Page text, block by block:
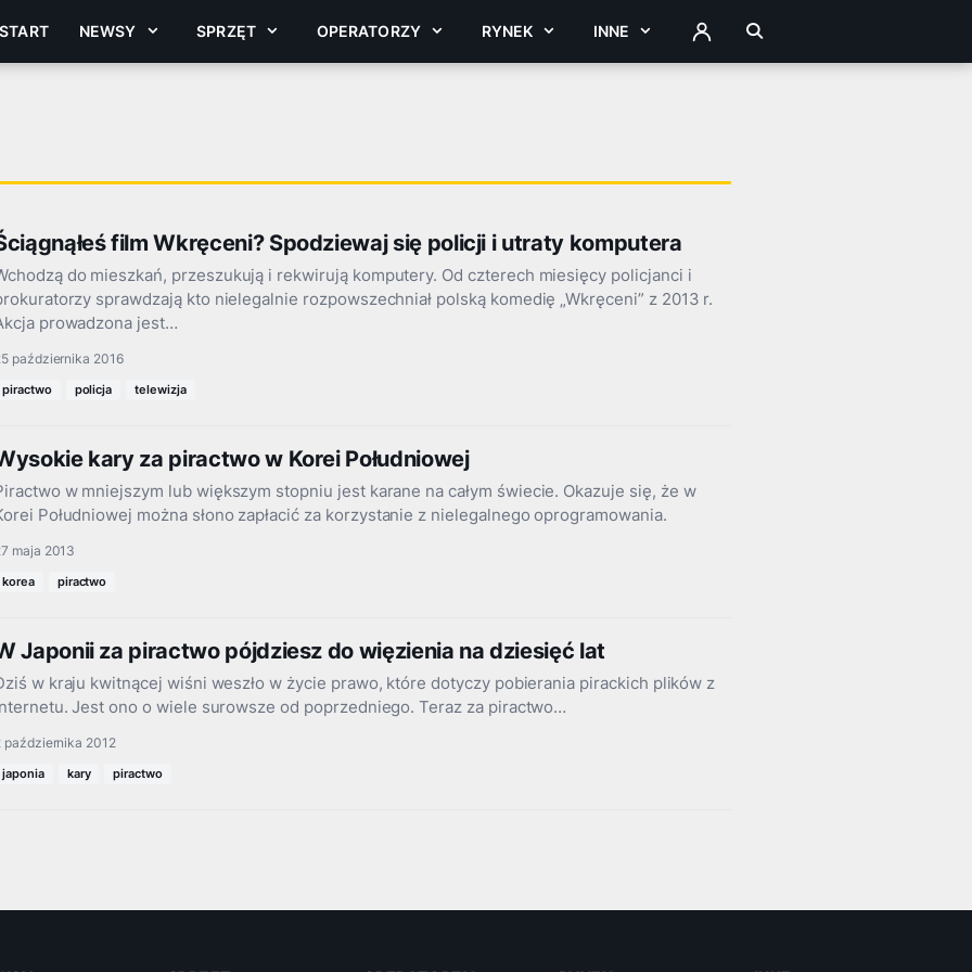
START NEWSY SPRZĘT OPERATORZY RYNEK INNE ZALOGUJ
film Wkręceni? Spodziewaj się policji i utraty komputera
do mieszkań, przeszukują i rekwirują komputery. Od czterech miesięcy policjanci i
sprawdzają kto nielegalnie rozpowszechniał polską komedię „Wkręceni” z 2013 r.
prowadzona jest…
października 2016
piractwo policja telewizja
kary za piractwo w Korei Południowej
w mniejszym lub większym stopniu jest karane na całym świecie. Okazuje się, że w
Południowej można słono zapłacić za korzystanie z nielegalnego oprogramowania.
maja 2013
korea piractwo
Japonii za piractwo pójdziesz do więzienia na dziesięć lat
w kraju kwitnącej wiśni weszło w życie prawo, które dotyczy pobierania pirackich plików z
Jest ono o wiele surowsze od poprzedniego. Teraz za piractwo…
października 2012
japonia kary piractwo